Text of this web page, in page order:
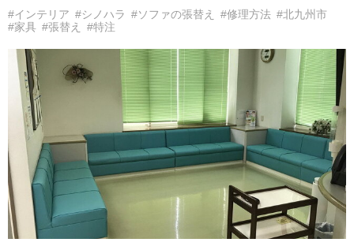
#インテリア #シノハラ #ソファの張替え #修理方法 #北九州市
#家具 #張替え #特注